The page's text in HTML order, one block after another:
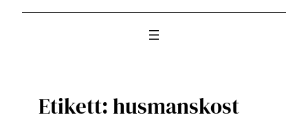
Etikett:husmanskost